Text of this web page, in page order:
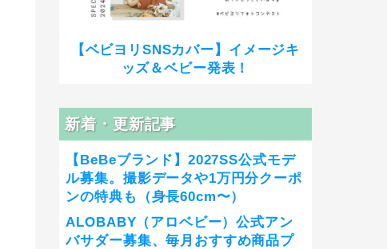
【ベビヨリSNSカバー】イメージキ
ッズ＆ベビー発表！
新着・更新記事
【BeBeブランド】2027SS公式モデ
ル募集。撮影データや1万円分クーポ
ンの特典も（身長60cm〜）
ALOBABY（アロベビー）公式アン
バサダー募集、毎月おすすめ商品プ